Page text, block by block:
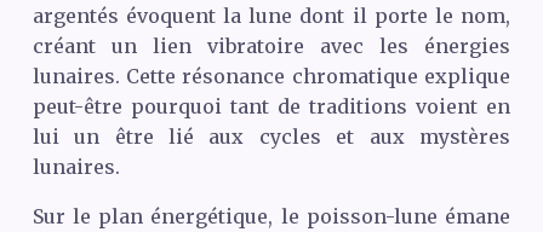
argentés évoquent la lune dont il porte le nom,
créant un lien vibratoire avec les énergies
lunaires. Cette résonance chromatique explique
peut-être pourquoi tant de traditions voient en
lui un être lié aux cycles et aux mystères
lunaires.
Sur le plan énergétique, le poisson-lune émane